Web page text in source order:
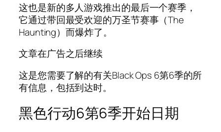
这也是新的多人游戏推出的最后一个赛季，
它通过带回最受欢迎的万圣节赛事（The
Haunting）而爆炸了。
文章在广告之后继续
这是您需要了解的有关Black Ops 6第6季的所
有信息，包括到达时。
黑色行动6第6季开始日期